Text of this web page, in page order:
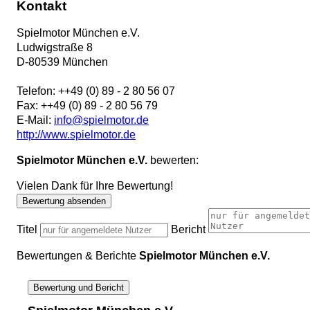
Kontakt
Spielmotor München e.V.
Ludwigstraße 8
D-80539 München
Telefon: ++49 (0) 89 - 2 80 56 07
Fax: ++49 (0) 89 - 2 80 56 79
E-Mail: info@spielmotor.de
http://www.spielmotor.de
Spielmotor München e.V. bewerten:
Vielen Dank für Ihre Bewertung!
Bewertung absenden
Titel Bericht
Bewertungen & Berichte Spielmotor München e.V.
Bewertung und Bericht